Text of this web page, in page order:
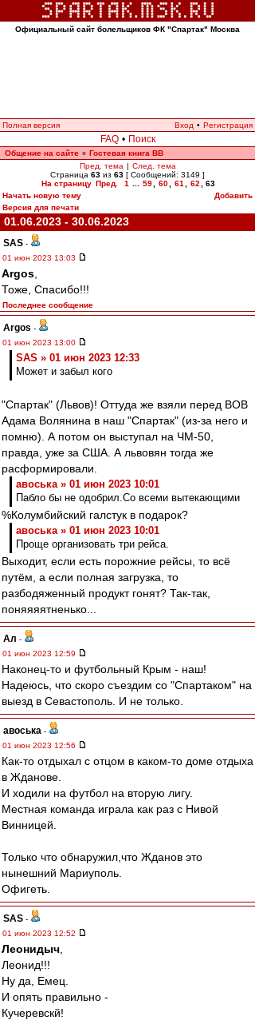
Официальный сайт болельщиков ФК "Спартак" Москва
Полная версия Вход • Регистрация
FAQ • Поиск
Общение на сайте » Гостевая книга ВВ
Пред. тема | След. тема
Страница 63 из 63 [ Сообщений: 3149 ]
На страницу Пред. 1 59 60 61 62
63
Начать новую тему
Добавить
Версия для печати
01.06.2023 - 30.06.2023
SAS -
01 июн 2023 13:03
Argos
Тоже, Спасибо!!!
Последнее сообщение
Argos -
01 июн 2023 13:00
SAS » 01 июн 2023 12:33
Может и забыл кого
"Спартак" (Львов)! Оттуда же взяли перед ВОВ
Адама Волянина в наш "Спартак" (из-за него и
помню). А потом он выступал на ЧМ-50,
правда, уже за США. А львовян тогда же
расформировали.
авоська » 01 июн 2023 10:01
Пабло бы не одобрил.Со всеми вытекающими
%Колумбийский галстук в подарок?
авоська » 01 июн 2023 10:01
Проще организовать три рейса.
Выходит, если есть порожние рейсы, то всё
путём, а если полная загрузка, то
разбодяженный продукт гонят? Так-так,
поняяяятненько...
Ал -
01 июн 2023 12:59
Наконец-то и футбольный Крым - наш!
Надеюсь, что скоро съездим со "Спартаком" на
выезд в Севастополь. И не только.
авоська -
01 июн 2023 12:56
Как-то отдыхал с отцом в каком-то доме отдыха
в Жданове.
И ходили на футбол на вторую лигу.
Местная команда играла как раз с Нивой
Винницей.
Только что обнаружил,что Жданов это
нынешний Мариуполь.
Офигеть.
SAS -
01 июн 2023 12:52
Леонидыч
Леонид!!!
Ну да, Емец.
И опять правильно -
Кучеревскй!